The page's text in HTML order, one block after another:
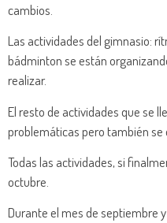
cambios.
Las actividades del gimnasio:
bádminton se están
realizar.
El resto de actividades que se
problemáticas pero también se
Todas las actividades, si
octubre.
Durante el mes de septiembre